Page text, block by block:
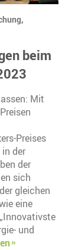
beim
Mit
Preises
der
der
sich
gleichen
eine
und